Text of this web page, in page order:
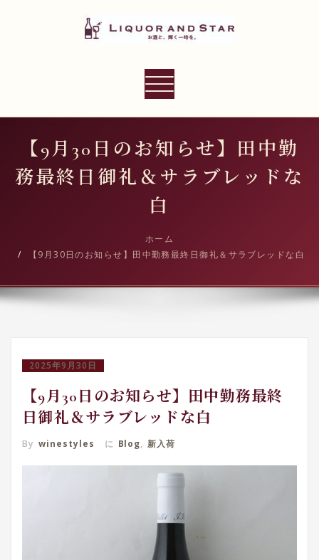
プ
LIQUOR AND STAR
ナ
ー
ョ
ン
り
替
【9月30日のお知らせ】田中勤
務最終日御礼＆サラブレッドな
白
ホーム
【9月30日のお知らせ】田中勤務最終日御礼＆サラブレッドな白
2025年9月30日
【9月30日のお知らせ】田中勤務最終
日御礼＆サラブレッドな白
By winestyles に Blog, 新入荷